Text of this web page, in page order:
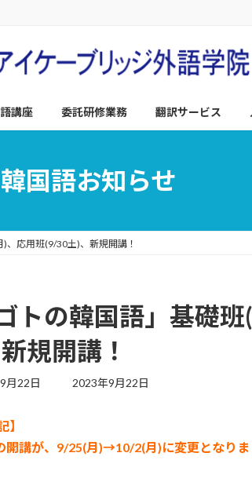
講座 委託研修業務 翻訳サービス
韓国語お知らせ
、応用班(9/30土)、新規開講！
ゴトの韓国語」基礎
規開講！
月22日
最
日
2023年9月22日
】
講が、9/25(月)→10/2(月)に変更となりま